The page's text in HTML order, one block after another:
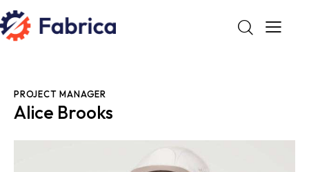
PROJECT MANAGER
Alice Brooks